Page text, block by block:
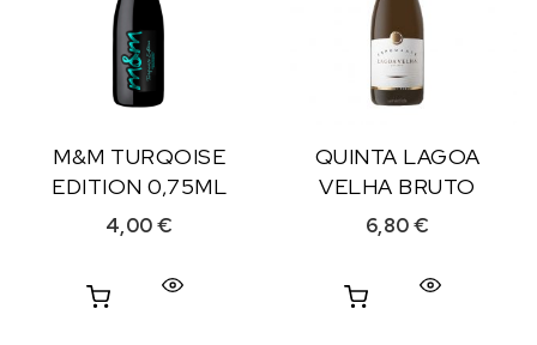
M&M TURQOISE
EDITION 0,75ML
4,00€
QUINTA LAGOA
VELHA BRUTO
6,80€